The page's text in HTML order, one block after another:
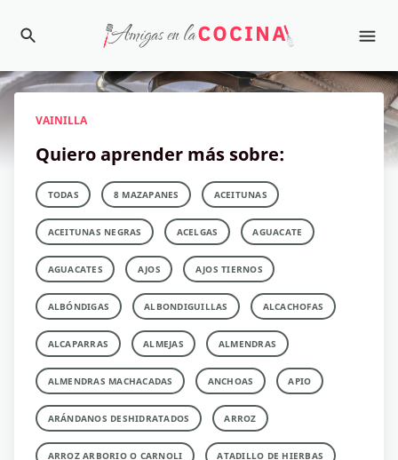
VAINILLA
Quiero aprender más sobre:
TODAS 8 MAZAPANES ACEITUNAS
ACEITUNAS NEGRAS ACELGAS AGUACATE
AGUACATES AJOS AJOS TIERNOS
ALBÓNDIGAS ALBONDIGUILLAS ALCACHOFAS
ALCAPARRAS ALMEJAS ALMENDRAS
ALMENDRAS MACHACADAS ANCHOAS APIO
ARÁNDANOS DESHIDRATADOS ARROZ
ARROZ ARBORIO O CARNOLI ATADILLO DE HIERBAS